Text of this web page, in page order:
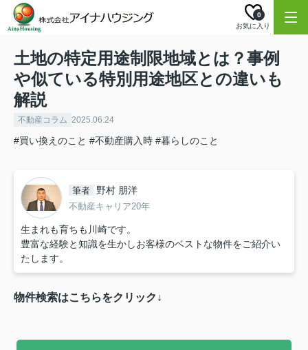
お気に入り
0
土地の特定用途制限地域とは？事例
や似ている特別用途地区との違いも
解説
不動産コラム 2025.06.24
#買い換えのこと #不動産購入時 #暮らしのこと
筆者 野村 朋洋
不動産キャリア20年
生まれも育ちも川崎です。
豊富な経験と知識を生かしお客様のベストな物件をご紹介い
たします。
物件検索はこちらをクリック↓